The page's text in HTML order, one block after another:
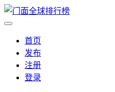
首页
发布
注册
登录